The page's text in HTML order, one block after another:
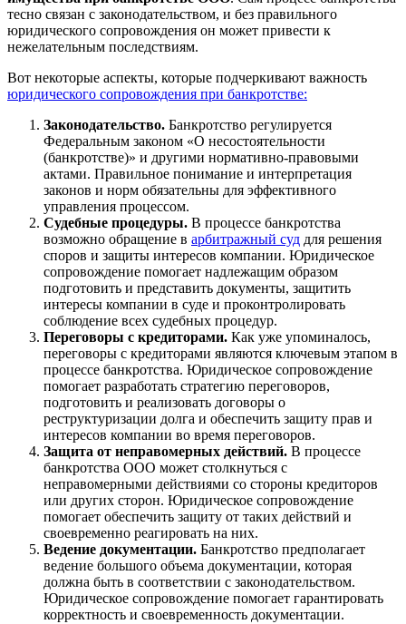
тесно связан с законодательством, и без правильного
юридического сопровождения он может привести к
нежелательным последствиям.
Вот некоторые аспекты, которые подчеркивают важность
юридического сопровождения при банкротстве:
Законодательство. Банкротство регулируется
Федеральным законом «О несостоятельности
(банкротстве)» и другими нормативно-правовыми
актами. Правильное понимание и интерпретация
законов и норм обязательны для эффективного
управления процессом.
Судебные процедуры. В процессе банкротства
возможно обращение в арбитражный суд для решения
споров и защиты интересов компании. Юридическое
сопровождение помогает надлежащим образом
подготовить и представить документы, защитить
интересы компании в суде и проконтролировать
соблюдение всех судебных процедур.
Переговоры с кредиторами. Как уже упоминалось,
переговоры с кредиторами являются ключевым этапом в
процессе банкротства. Юридическое сопровождение
помогает разработать стратегию переговоров,
подготовить и реализовать договоры о
реструктуризации долга и обеспечить защиту прав и
интересов компании во время переговоров.
Защита от неправомерных действий. В процессе
банкротства ООО может столкнуться с
неправомерными действиями со стороны кредиторов
или других сторон. Юридическое сопровождение
помогает обеспечить защиту от таких действий и
своевременно реагировать на них.
Ведение документации. Банкротство предполагает
ведение большого объема документации, которая
должна быть в соответствии с законодательством.
Юридическое сопровождение помогает гарантировать
корректность и своевременность документации.